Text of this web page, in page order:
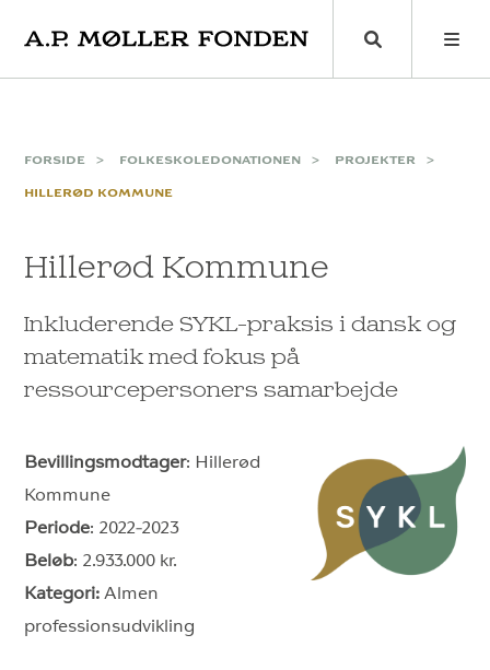
Skip
FORSIDE FOLKESKOLEDONATIONEN PROJEKTER
HILLERØD KOMMUNE
Hillerød Kommune
Inkluderende SYKL-praksis i dansk og
matematik med fokus på
ressourcepersoners samarbejde
Bevillingsmodtager: Hillerød
Kommune
Periode: 2022-2023
Beløb: 2.933.000 kr.
Kategori: Almen
professionsudvikling